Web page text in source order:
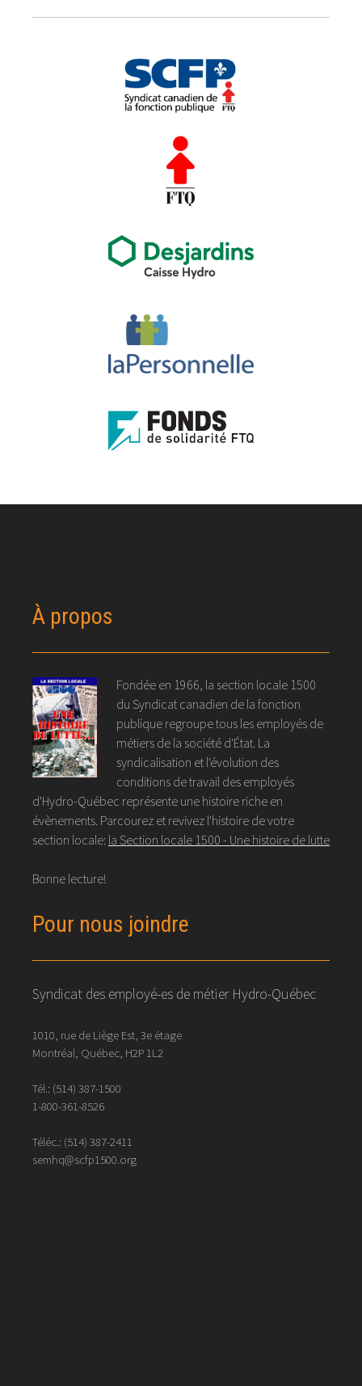
À propos
Fondée en 1966, la section locale 1500
du Syndicat canadien de la fonction
publique regroupe tous les employés de
métiers de la société d'État. La
syndicalisation et l'évolution des
conditions de travail des employés
d'Hydro-Québec représente une histoire riche en
évènements. Parcourez et revivez l'histoire de votre
section locale: la Section locale 1500 - Une histoire de lutte
Bonne lecture!
Pour nous joindre
Syndicat des employé-es de métier Hydro-Québec
1010, rue de Liège Est, 3e étage
Montréal, Québec, H2P 1L2
Tél.: (514) 387-1500
1-800-361-8526
Téléc.: (514) 387-2411
semhq@scfp1500.org